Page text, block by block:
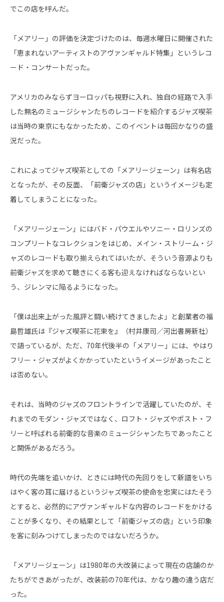
でこの店を呼んだ。
「メアリー」の評価を決定づけたのは、毎週水曜日に開催された
「恵まれないアーティストのアヴァンギャルド特集」というレコ
ード・コンサートだった。
アメリカのみならずヨーロッパも視野に入れ、独自の経路で入手
した無名のミュージシャンたちのレコードを紹介するジャズ喫茶
は当時の東京にもなかったため、このイベントは毎回かなりの盛
況だった。
これによってジャズ喫茶としての「メアリージェーン」は有名店
となったが、その反面、「前衛ジャズの店」というイメージも定
着してしまうことになった。
「メアリージェーン」にはバド・パウエルやソニー・ロリンズの
コンプリートなコレクションをはじめ、メイン・ストリーム・ジ
ャズのレコードも取り揃えられてはいたが、そういう音源よりも
前衛ジャズを求めて聴きにくる客も迎えなければならないとい
う、ジレンマに陥るようになった。
「僕は出来上がった風評と闘い続けてきましたよ」と創業者の福
島哲雄氏は『ジャズ喫茶に花束を』（村井康司／河出書房新社）
で語っているが、ただ、70年代後半の「メアリー」には、やはり
フリー・ジャズがよくかかっていたというイメージがあったこと
は否めない。
それは、当時のジャズのフロントラインで活躍していたのが、そ
れまでのモダン・ジャズではなく、ロフト・ジャズやポスト・フ
リーと呼ばれる前衛的な音楽のミュージシャンたちであったこと
と関係があるだろう。
時代の先端を追いかけ、ときには時代の先回りをして新譜をいち
はやく客の耳に届けるというジャズ喫茶の使命を忠実にはたそう
とすると、必然的にアヴァンギャルドな内容のレコードをかける
ことが多くなり、その結果として「前衛ジャズの店」という印象
を客に刻みつけてしまったのではないだろうか。
「メアリージェーン」は1980年の大改装によって現在の店舗のか
たちができあがったが、改装前の70年代は、かなり趣の違う店だ
った。